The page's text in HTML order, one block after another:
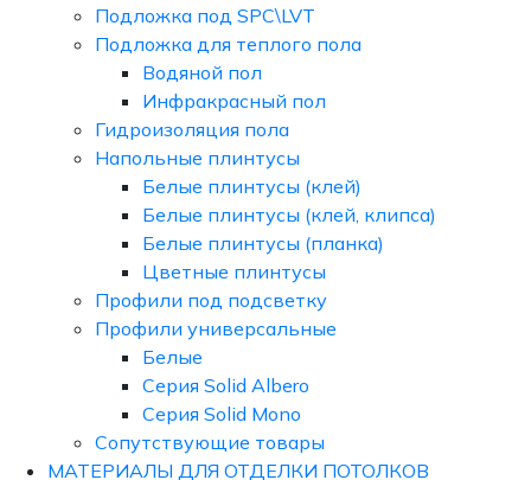
Подложка под SPC\LVT
Подложка для теплого пола
Водяной пол
Инфракрасный пол
Гидроизоляция пола
Напольные плинтусы
Белые плинтусы (клей)
Белые плинтусы (клей, клипса)
Белые плинтусы (планка)
Цветные плинтусы
Профили под подсветку
Профили универсальные
Белые
Серия Solid Albero
Серия Solid Mono
Сопутствующие товары
МАТЕРИАЛЫ ДЛЯ ОТДЕЛКИ ПОТОЛКОВ